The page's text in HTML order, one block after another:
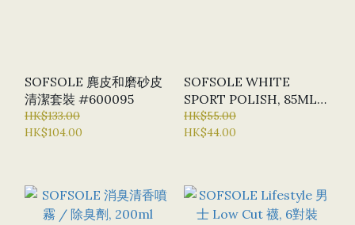
SOFSOLE 麂皮和磨砂皮
清潔套裝 #600095
HK$133.00
HK$104.00
SOFSOLE WHITE
SPORT POLISH, 85ML
#600019
HK$55.00
HK$44.00